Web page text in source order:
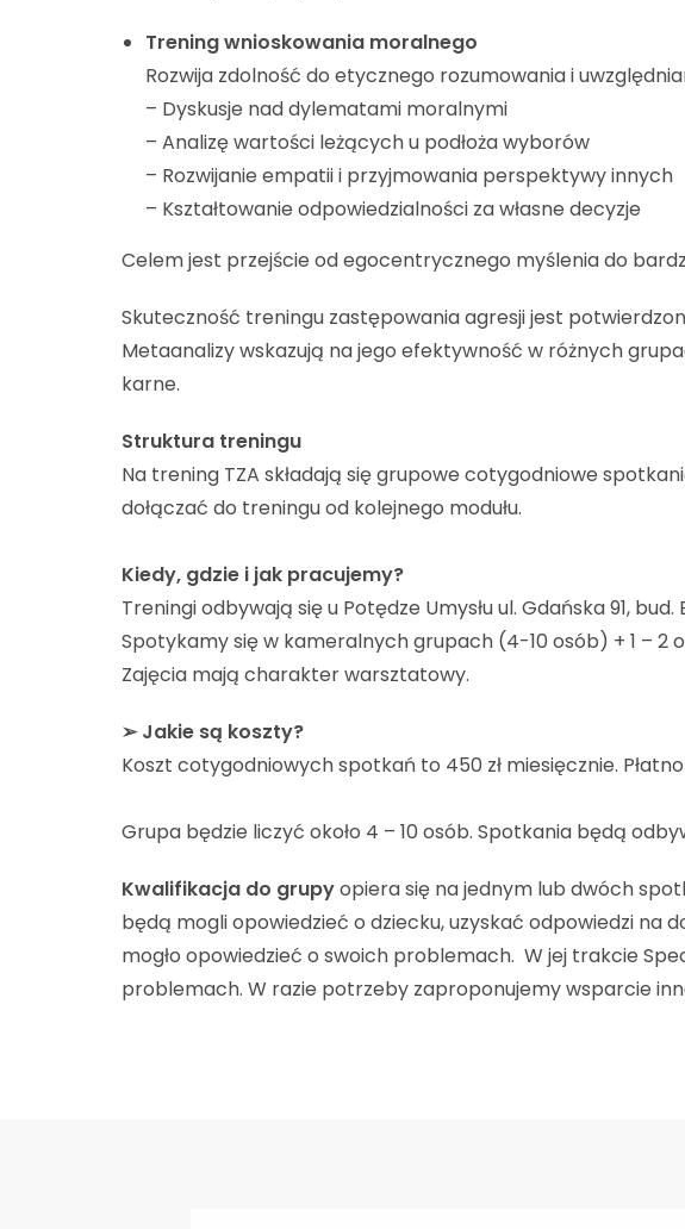
Trening wnioskowania moralnego
Rozwija zdolność do etycznego rozumowania i
– Dyskusje nad dylematami moralnymi
– Analizę wartości leżących u podłoża wyborów
– Rozwijanie empatii i przyjmowania perspektywy innych
– Kształtowanie odpowiedzialności za własne decyzje
Celem jest przejście od egocentrycznego myślenia do
Skuteczność treningu zastępowania agresji jest
Metaanalizy wskazują na jego efektywność w różnych
karne.
Struktura treningu
Na trening TZA składają się grupowe cotygodniowe
dołączać do treningu od kolejnego modułu.
Kiedy, gdzie i jak pracujemy?
Treningi odbywają się u Potędze Umysłu ul. Gdańska 91, bud.
Spotykamy się w kameralnych grupach (4-10 osób) + 1 – 2
Zajęcia mają charakter warsztatowy.
➢ Jakie są koszty?
Koszt cotygodniowych spotkań to 450 zł miesięcznie.
Grupa będzie liczyć około 4 – 10 osób. Spotkania będą
Kwalifikacja do grupyopiera się na jednym lub dwóch
będą mogli opowiedzieć o dziecku, uzyskać odpowiedzi
mogło opowiedzieć o swoich problemach. W jej trakcie
problemach. W razie potrzeby zaproponujemy wsparcie